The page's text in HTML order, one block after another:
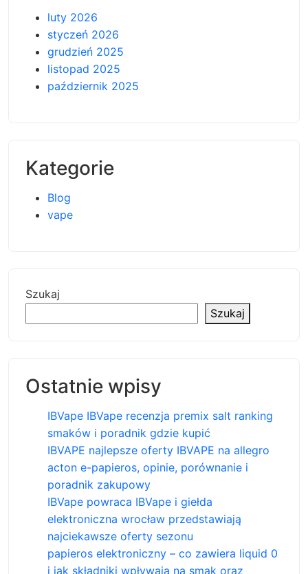
luty 2026
styczeń 2026
grudzień 2025
listopad 2025
październik 2025
Kategorie
Blog
vape
Szukaj
Szukaj
Ostatnie wpisy
IBVape IBVape recenzja premix salt ranking
smaków i poradnik gdzie kupić
IBVAPE najlepsze oferty IBVAPE na allegro
acton e-papieros, opinie, porównanie i
poradnik zakupowy
IBVape powraca IBVape i giełda
elektroniczna wrocław przedstawiają
najciekawsze oferty sezonu
papieros elektroniczny – co zawiera liquid 0
i jak składniki wpływają na smak oraz